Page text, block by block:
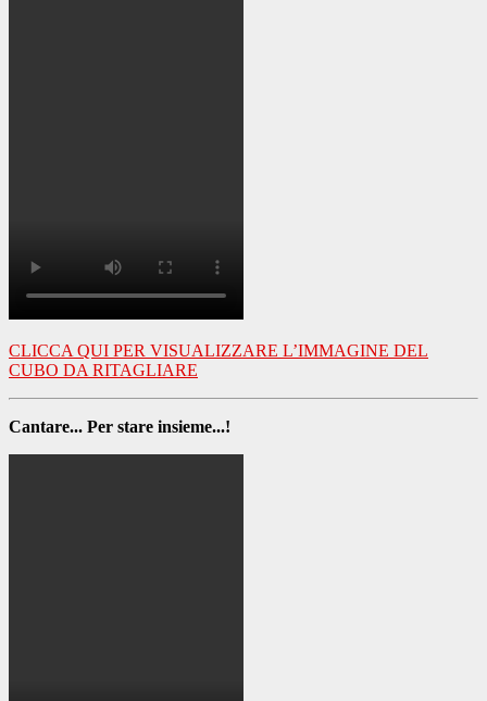
CLICCA QUI PER VISUALIZZARE L’IMMAGINE DEL
CUBO DA RITAGLIARE
Cantare... Per stare insieme...!